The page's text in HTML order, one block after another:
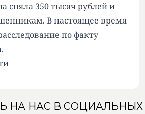
сняла 350 тысяч рублей и
В настоящее время
по факту
НА НАС В СОЦИАЛЬНЫХ